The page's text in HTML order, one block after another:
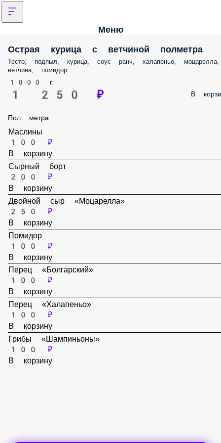
Меню
Острая курица с ветчиной полметра
Тесто, подпыл, курица, соус ранч, халапеньо, моцарелла,
ветчина, помидор
1000 г.
1 250 ₽ В
Пол метра
Маслины
100 ₽
В корзину
Сырный борт
200 ₽
В корзину
Двойной сыр «Моцарелла»
250 ₽
В корзину
Помидор
100 ₽
В корзину
Перец «Болгарский»
100 ₽
В корзину
Перец «Халапеньо»
100 ₽
В корзину